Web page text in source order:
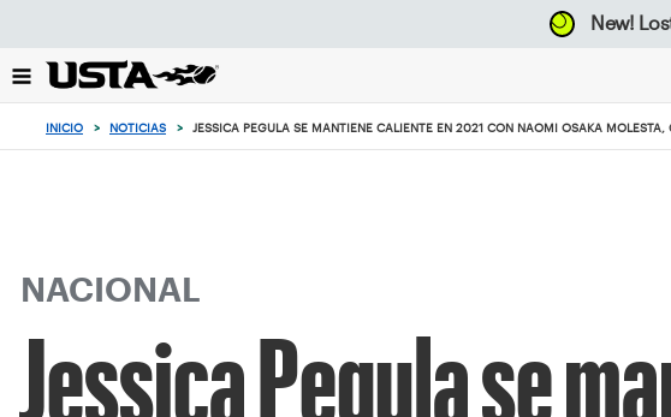
el
botón
New!
INICIO > NOTICIAS > JESSICA PEGULA SE MANTIENE CALIENTE EN 2021 CON NAOMI OSAKA MOLESTA,
NACIONAL
Jessica Pegula se